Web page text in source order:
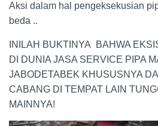
Aksi dalam hal pengeksekusian
beda ..
INILAH BUKTINYA BAHWA
DI DUNIA JASA SERVICE PIPA
JABODETABEK KHUSUSNYA
CABANG DI TEMPAT LAIN
MAINNYA!